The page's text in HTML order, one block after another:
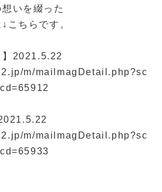
いを綴った
こちらです。
】2021.5.22
m/mailmagDetail.php?sc
m/mailmagDetail.php?sc